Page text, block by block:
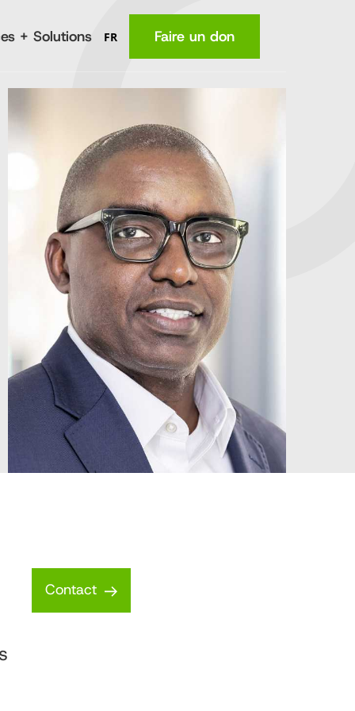
anglais)
Lieu
La nutrition
Santé
Connaissances
Revenus
+ Solutions FR Faire un don
Contact